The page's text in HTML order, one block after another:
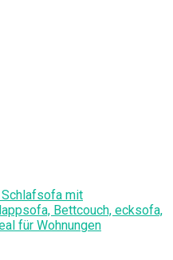
Schlafsofa mit
Bettcouch, ecksofa,
für Wohnungen